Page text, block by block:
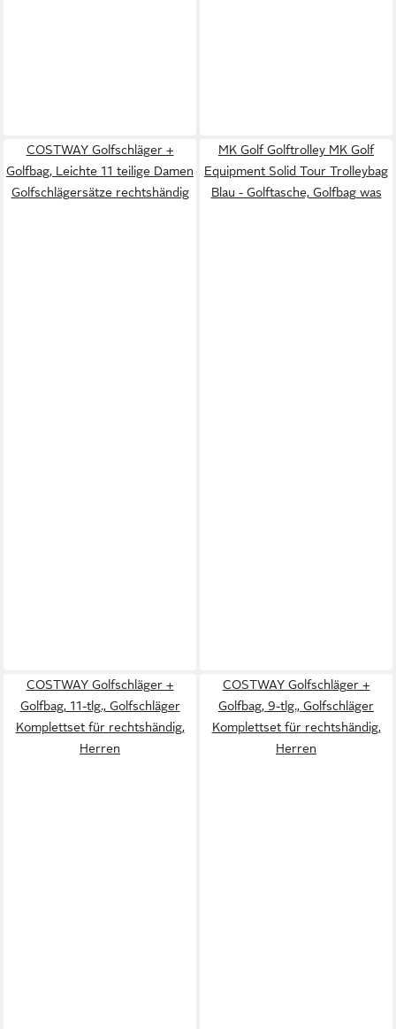
COSTWAY Golfschläger +
Golfbag, Leichte 11 teilige Damen
Golfschlägersätze rechtshändig
MK Golf Golftrolley MK Golf
Equipment Solid Tour Trolleybag
Blau - Golftasche, Golfbag was
COSTWAY Golfschläger +
Golfbag, 11-tlg., Golfschläger
Komplettset für rechtshändig,
Herren
COSTWAY Golfschläger +
Golfbag, 9-tlg., Golfschläger
Komplettset für rechtshändig,
Herren